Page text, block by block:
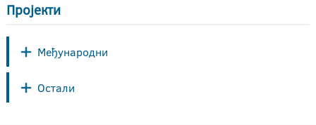
Пројекти
Међународни
Остали